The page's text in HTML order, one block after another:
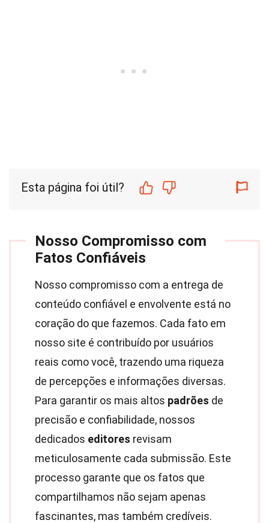
Esta página foi útil?
Nosso Compromisso com
Fatos Confiáveis
Nosso compromisso com a entrega de
conteúdo confiável e envolvente está no
coração do que fazemos. Cada fato em
nosso site é contribuído por usuários
reais como você, trazendo uma riqueza
de percepções e informações diversas.
Para garantir os mais altos padrões de
precisão e confiabilidade, nossos
dedicados editores revisam
meticulosamente cada submissão. Este
processo garante que os fatos que
compartilhamos não sejam apenas
fascinantes, mas também credíveis.